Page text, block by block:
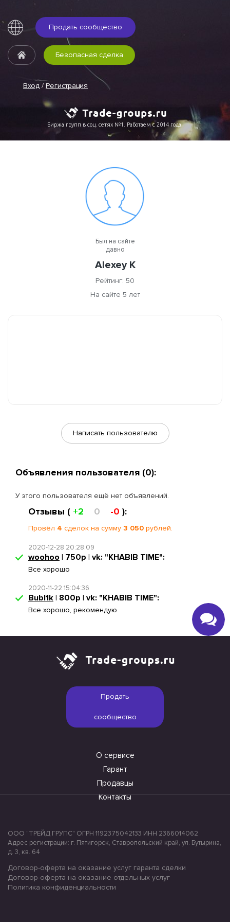
Продать сообщество
Вход / Регистрация
Безопасная сделка
Биржа групп в соц. сетях №1. Работаем с 2014 года.
Был на сайте
давно
Alexey K
Рейтинг: 50
На сайте 5 лет
Написать пользователю
Объявления пользователя (0):
У этого пользователя ещё нет объявлений.
Отзывы ( +2 0 -0 ):
Провёл 4 сделок на сумму 3 050 рублей.
2020-12-28 20:28:09
woohoo | 750р | vk: "KHABIB TIME":
Все хорошо
2020-11-22 15:04:36
Bubl1k | 800р | vk: "KHABIB TIME":
Все хорошо, рекомендую
Продать
сообщество
О сервисе
Гарант
Продавцы
Контакты
ООО "ТРЕЙД ГРУПС" ОГРН 1192375042133 ИНН 2366014062
Адрес регистрации: г. Пятигорск, Ставропольский край, ул. Бутырина,
д. 3, кв. 64
Договор-оферта на оказание услуг гаранта сделки
Договор-оферта на оказание отдельных услуг
Политика конфиденциальности